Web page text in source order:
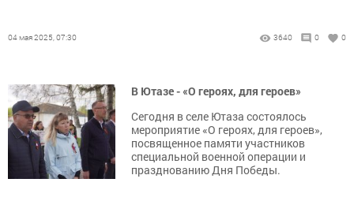
04 мая 2025, 07:30 3640 0 0
В Ютазе - «О героях, для героев»
Сегодня в селе Ютаза состоялось
мероприятие «О героях, для героев»,
посвященное памяти участников
специальной военной операции и
празднованию Дня Победы.